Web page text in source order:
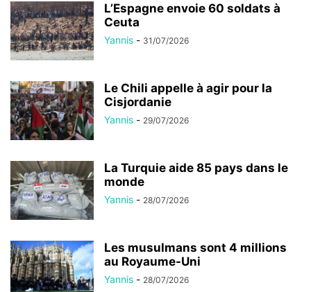
L’Espagne envoie 60 soldats à
Ceuta
Yannis - 31/07/2026
Le Chili appelle à agir pour la
Cisjordanie
Yannis - 29/07/2026
La Turquie aide 85 pays dans le
monde
Yannis - 28/07/2026
Les musulmans sont 4 millions
au Royaume-Uni
Yannis - 28/07/2026